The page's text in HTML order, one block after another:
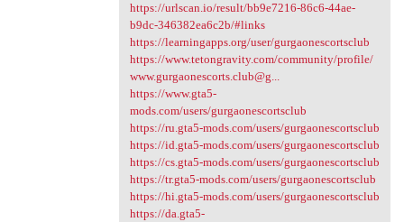
https://urlscan.io/result/bb9e7216-86c6-44ae-
b9dc-346382ea6c2b/#links
https://learningapps.org/user/gurgaonescortsclub
https://www.tetongravity.com/community/profile/
www.gurgaonescorts.club@g...
https://www.gta5-
mods.com/users/gurgaonescortsclub
https://ru.gta5-mods.com/users/gurgaonescortsclub
https://id.gta5-mods.com/users/gurgaonescortsclub
https://cs.gta5-mods.com/users/gurgaonescortsclub
https://tr.gta5-mods.com/users/gurgaonescortsclub
https://hi.gta5-mods.com/users/gurgaonescortsclub
https://da.gta5-